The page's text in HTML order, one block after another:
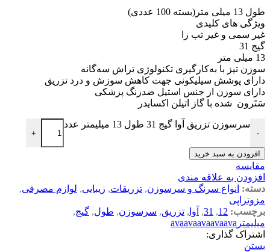
طول 13 میلی متر(بسته 100 عددی)
ویژگی های کلیدی
غیر سمی و غیر تب زا
گیج 31
13 میلی متر
سوزن تیز با به‌کارگیری تکنولوژی تراش سه‌گانه
دارای پوشش سیلیکونی جهت کاهش سوزش و درد تزریق
دارای سوزن از جنس استیل ضدزنگ پزشکی
سَتَرون شده با گاز اتیلن اکسایدر
-
سرسوزن تزریق آوا گیج 31 طول 13 میلیمتر عدد
+
افزودن به سبد خرید
مقایسه
افزودن به علاقه مندی
دسته: انواع سرنگ و سرسوزن, تزریقات, زیبایی, لوازم مصرفی,
مزوتراپی
برچسب: 12
,
31
, آوا , تزریق, سرسوزن, طول, گیج,
میلیمترavaavaavaavaava
اشتراک گذاری:
بستن